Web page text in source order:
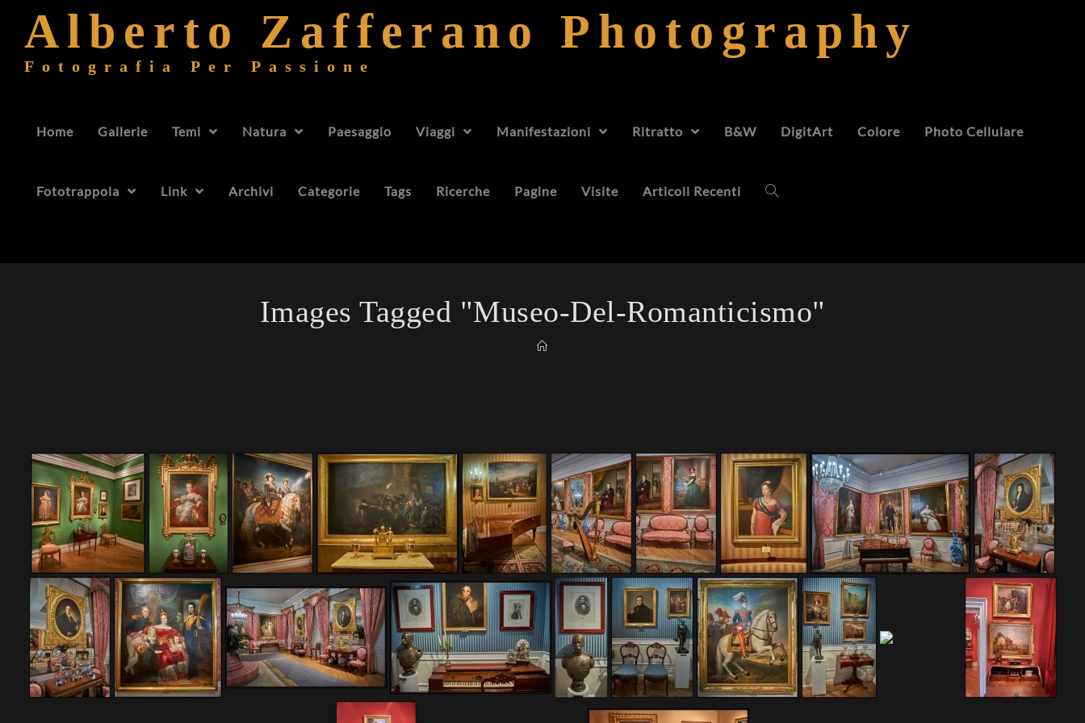
Alberto Zafferano Photography
Fotografia Per Passione
Home Gallerie Temi Natura Paesaggio Viaggi Manifestazioni Ritratto B&W DigitArt Colore Photo Cellulare
Fototrappola Link Archivi Categorie Tags Ricerche Pagine Visite Articoli Recenti
Images Tagged "museo-Del-Romanticismo"